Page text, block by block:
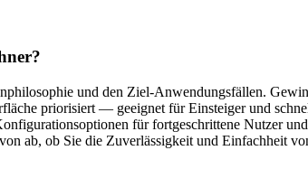
und den Ziel-Anwendungsfällen.
priorisiert — geeignet für Einsteiger und
für fortgeschrittene Nutzer
ab, ob Sie die Zuverlässigkeit und Einfachheit